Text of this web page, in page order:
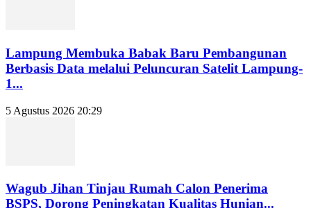
Lampung Membuka Babak Baru Pembangunan
Berbasis Data melalui Peluncuran Satelit Lampung-
1...
5 Agustus 2026 20:29
Wagub Jihan Tinjau Rumah Calon Penerima
BSPS, Dorong Peningkatan Kualitas Hunian...